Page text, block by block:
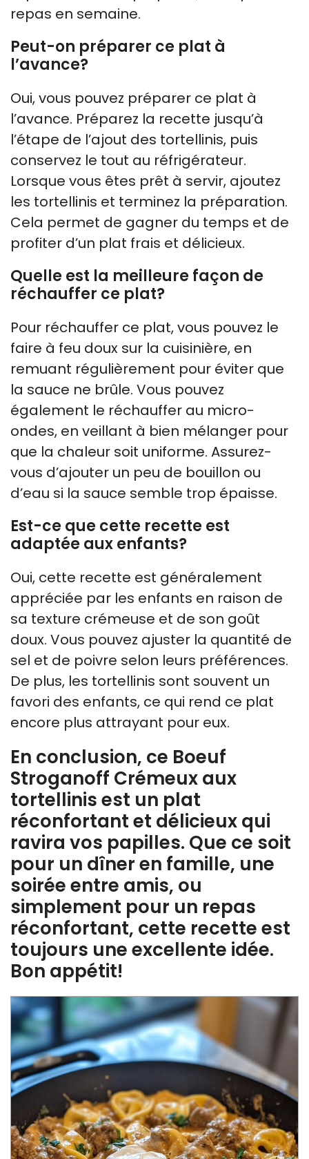
repas en semaine.
Peut-on préparer ce plat à
l’avance?
Oui, vous pouvez préparer ce plat à
l’avance. Préparez la recette jusqu’à
l’étape de l’ajout des tortellinis, puis
conservez le tout au réfrigérateur.
Lorsque vous êtes prêt à servir, ajoutez
les tortellinis et terminez la préparation.
Cela permet de gagner du temps et de
profiter d’un plat frais et délicieux.
Quelle est la meilleure façon de
réchauffer ce plat?
Pour réchauffer ce plat, vous pouvez le
faire à feu doux sur la cuisinière, en
remuant régulièrement pour éviter que
la sauce ne brûle. Vous pouvez
également le réchauffer au micro-
ondes, en veillant à bien mélanger pour
que la chaleur soit uniforme. Assurez-
vous d’ajouter un peu de bouillon ou
d’eau si la sauce semble trop épaisse.
Est-ce que cette recette est
adaptée aux enfants?
Oui, cette recette est généralement
appréciée par les enfants en raison de
sa texture crémeuse et de son goût
doux. Vous pouvez ajuster la quantité de
sel et de poivre selon leurs préférences.
De plus, les tortellinis sont souvent un
favori des enfants, ce qui rend ce plat
encore plus attrayant pour eux.
En conclusion, ce Boeuf
Stroganoff Crémeux aux
tortellinis est un plat
réconfortant et délicieux qui
ravira vos papilles. Que ce soit
pour un dîner en famille, une
soirée entre amis, ou
simplement pour un repas
réconfortant, cette recette est
toujours une excellente idée.
Bon appétit!